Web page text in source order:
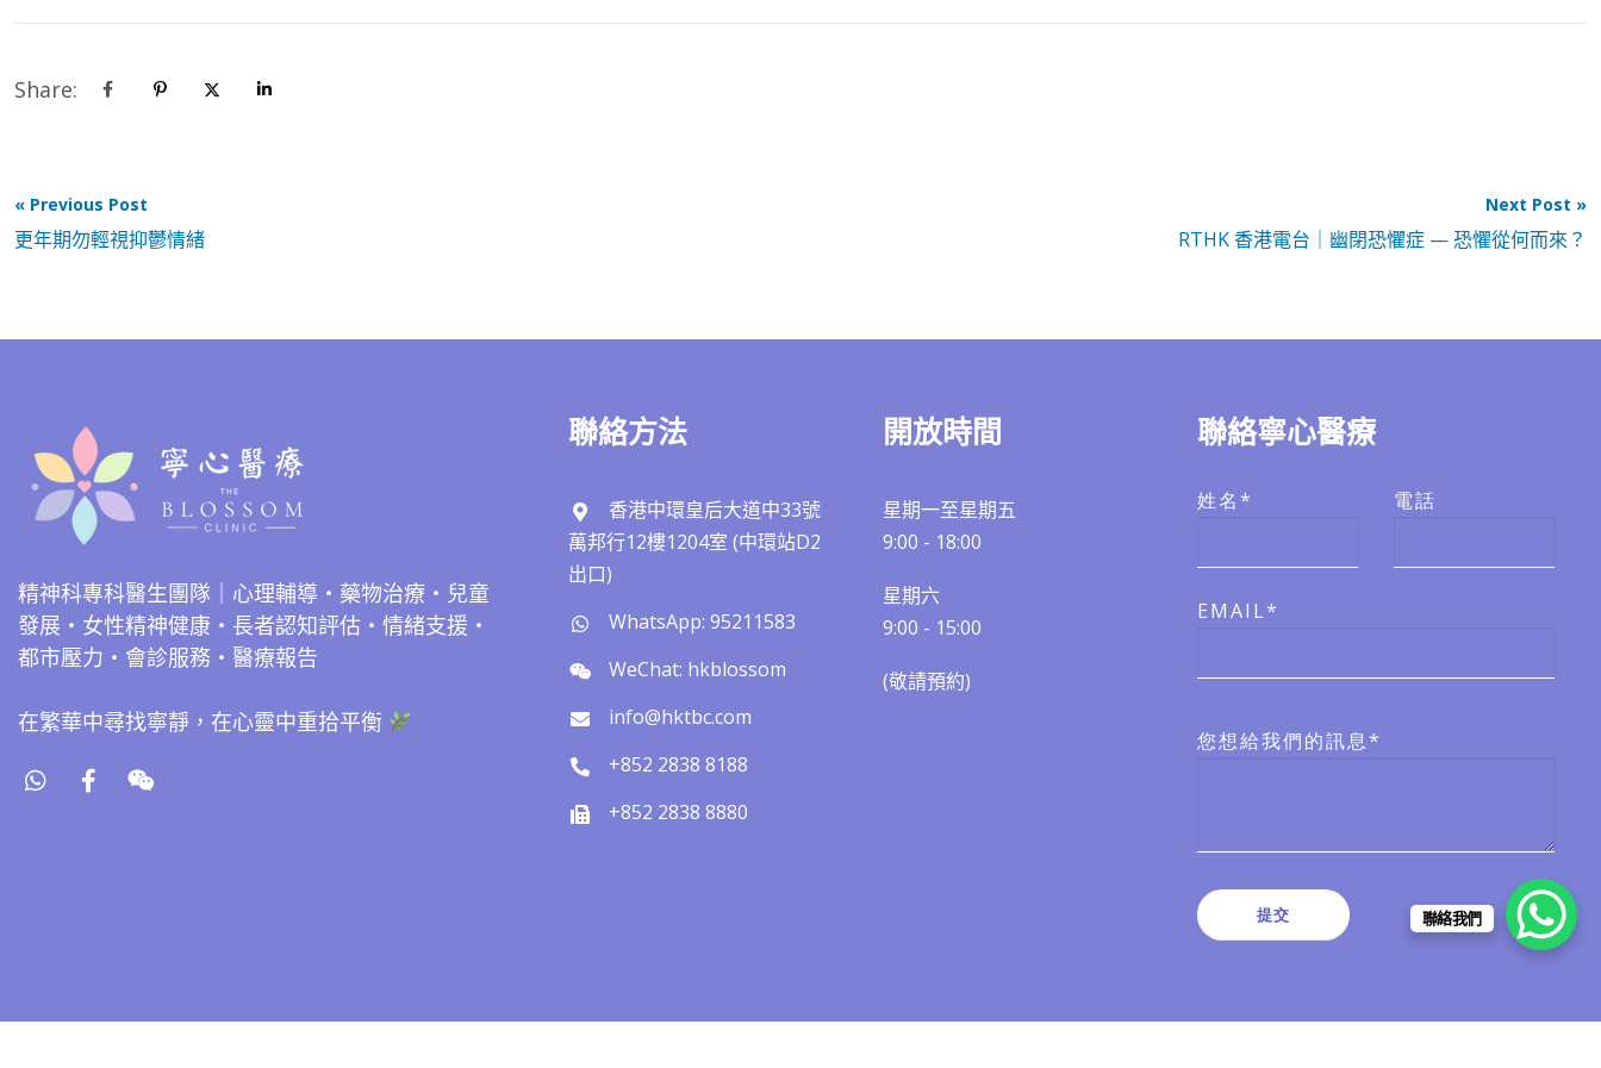
Share:
« Previous Post
更年期勿輕視抑鬱情緒
Next Post »
RTHK 香港電台｜幽閉恐懼症 — 恐懼從何而來？
精神科專科醫生團隊｜心理輔導・藥物治療・兒童
發展・女性精神健康・長者認知評估・情緒支援・
都市壓力・會診服務・醫療報告
在繁華中尋找寧靜，在心靈中重拾平衡
聯絡方法
香港中環皇后大道中33號
萬邦行12樓1204室 (中環站D2
出口)
WhatsApp: 95211583
WeChat: hkblossom
info@hktbc.com
+852 2838 8188
+852 2838 8880
開放時間
星期一至星期五
9:00 - 18:00
星期六
9:00 - 15:00
(敬請預約)​​
聯絡寧心醫療
姓名* 電話
EMAIL*
您想給我們的訊息*
聯絡我們